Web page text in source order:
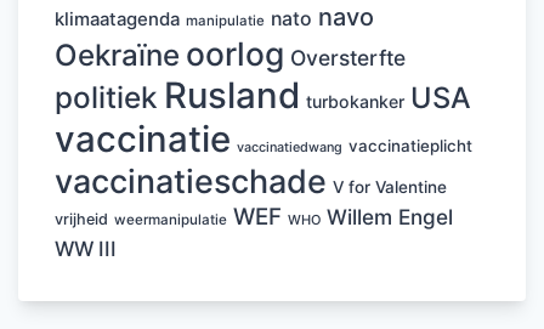
klimaatagenda manipulatie nato navo
Oekraïne oorlog Oversterfte
politiek Rusland turbokanker USA
vaccinatie vaccinatiedwang vaccinatieplicht
vaccinatieschade V for Valentine
vrijheid weermanipulatie WEF WHO Willem Engel
WW III